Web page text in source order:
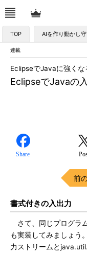
TOP AIを作り動かし
連載
EclipseでJavaの
EclipseでJavaに強くな
Share
前
書式付きの入出力
さて、同じプログラ
も実装してみましょう
力ストリームと